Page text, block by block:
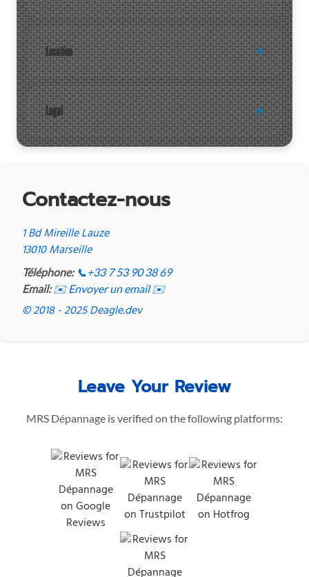
Location
Legal
Contactez-nous
1 Bd Mireille Lauze
13010 Marseille
Téléphone: 📞 +33 7 53 90 38 69
Email: ✉️ Envoyer un email ✉️
© 2018 - 2025 Deagle.dev
Leave Your Review
MRS Dépannage is verified on the following platforms: